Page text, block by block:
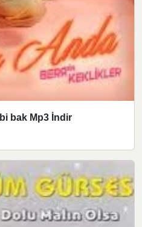
bak Mp3 İndir